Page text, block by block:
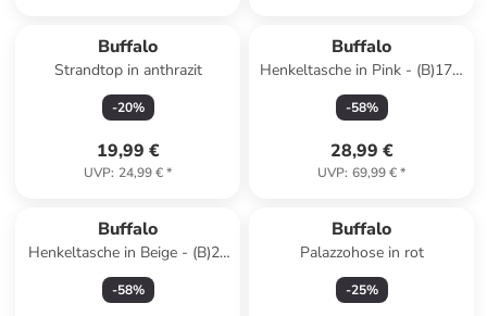
Buffalo
Strandtop in anthrazit
-20%
19,99 €
UVP: 24,99 €*
Buffalo
Henkeltasche in Pink - (B)17 x
(H)10 x (T)7 cm
-58%
28,99 €
UVP: 69,99 €*
Buffalo
Henkeltasche in Beige - (B)23
x (H)26 x (T)11 cm
-58%
Buffalo
Palazzohose in rot
-25%